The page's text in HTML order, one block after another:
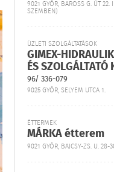
9021 GYŐR, BAROSS G. ÚT
SZEMBEN)
ÜZLETI SZOLGÁLTATÁSOK
GIMEX-
ÉS SZOLGÁLTATÓ
96/ 336-079
9025 GYŐR, SELYEM UTCA 1.
ÉTTERMEK
MÁRKA étterem
9021 GYŐR, BAJCSY-ZS. U. 28-